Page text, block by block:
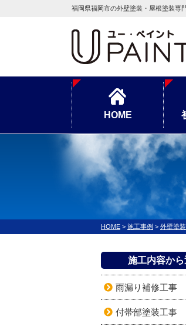
福岡県福岡市の外壁塗装・屋根塗装専
HOME
HOME > 施工事例 > 外壁塗装
施工内容か
雨漏り補修工事
付帯部塗装工事